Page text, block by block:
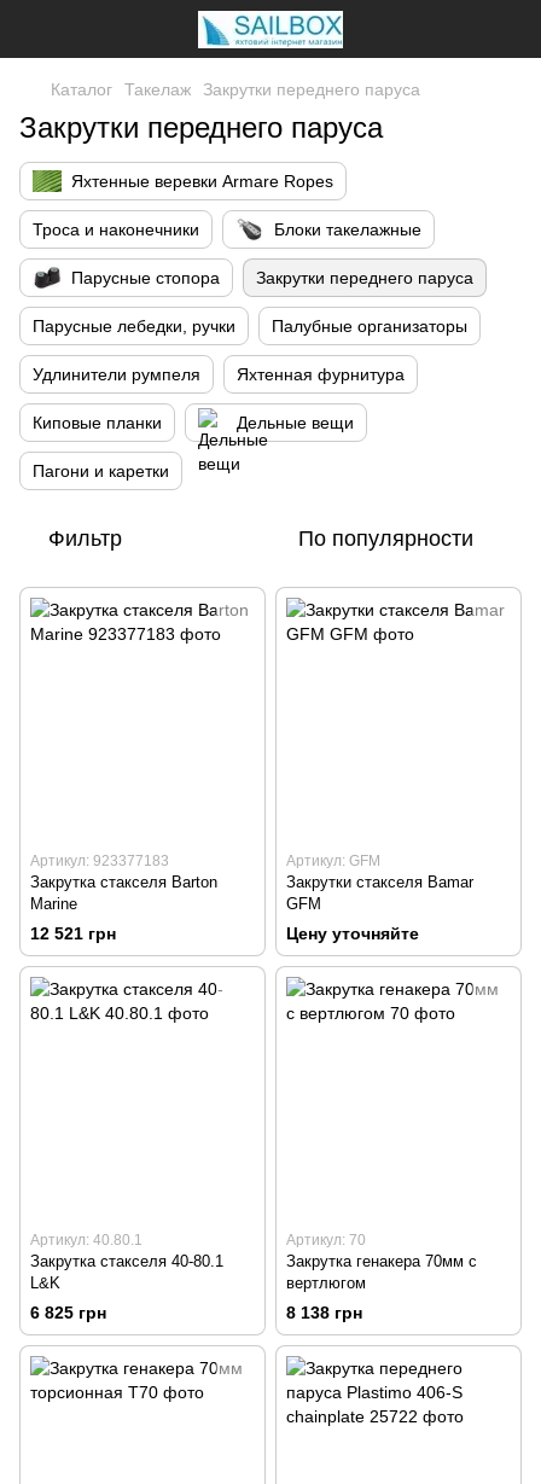
Каталог Такелаж Закрутки переднего паруса
Закрутки переднего паруса
Яхтенные веревки Armare Ropes
Троса и наконечники Блоки такелажные
Парусные стопора Закрутки переднего паруса
Парусные лебедки, ручки Палубные организаторы
Удлинители румпеля Яхтенная фурнитура
Киповые планки Дельные вещи
Пагони и каретки
Фильтр По популярности
Артикул: 923377183
Закрутка стакселя Barton
Marine
12 521 грн
Артикул: GFM
Закрутки стакселя Bamar
GFM
Цену уточняйте
Артикул: 40.80.1
Закрутка стакселя 40-80.1
L&K
6 825 грн
Артикул: 70
Закрутка генакера 70мм с
вертлюгом
8 138 грн